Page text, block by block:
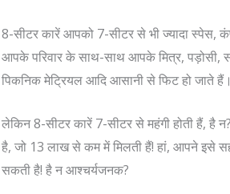
8-सीटर कारें आपको 7-सीटर से भी ज्यादा स्पेस,
आपके परिवार के साथ-साथ आपके मित्र, पड़ोसी,
पिकनिक मेट्रियल आदि आसानी से फिट हो जाते हैं।
लेकिन 8-सीटर कारें 7-सीटर से महंगी होती हैं, है
है, जो 13 लाख से कम में मिलती हैं! हां, आपने इसे
सकती है! है न आश्चर्यजनक?